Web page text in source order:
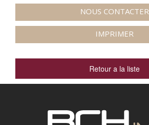
NOUS CONTACTER
IMPRIMER
Retour a la liste